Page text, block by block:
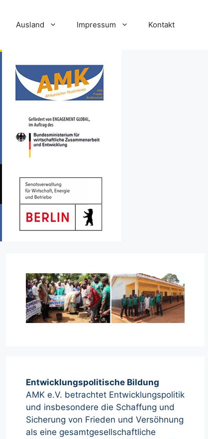
Ausland Impressum Kontakt
Entwicklungspolitische Bildung
AMK e.V. betrachtet Entwicklungspolitik
und insbesondere die Schaffung und
Sicherung von Frieden und Versöhnung
als eine gesamtgesellschaftliche